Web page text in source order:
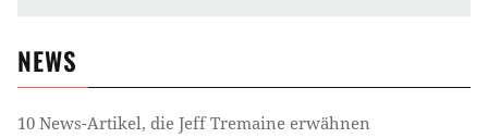
NEWS
10 News-Artikel, die Jeff Tremaine erwähnen